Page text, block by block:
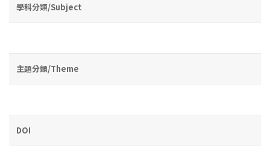
學科分類/Subject
主題分類/Theme
DOI